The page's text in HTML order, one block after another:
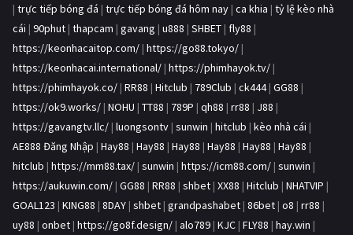
| trực tiếp bóng đá | trực tiếp bóng đá hôm nay | ca khia | tỷ lệ kèo nhà
cái | 90phut | thapcam | gavang | u888 | SHBET | fly88 |
https://keonhacaitop.com/ | https://go88.tokyo/ |
https://keonhacai.international/ | https://phimhayok.tv/ |
https://phimhayok.co/ | RR88 | Hitclub | 789Club | ck444| GG88 |
https://ok9.works/ | NOHU | TT88 | 789P | qh88 | rr88 | J88 |
https://gavangtv.llc/ | luongsontv | sunwin | hitclub | kèo nhà cái |
AE888 Đăng Nhập | Hay88 | Hay88 | Hay88 | Hay88 | Hay88 | Hay88 |
hitclub | https://mm88.tax/ | sunwin | https://icm88.com/ | sunwin |
https://aukuwin.com/ | GG88 | RR88 | shbet | XX88 | Hitclub | NHATVIP |
GOAL123 | KING88 | 8DAY | shbet | grandpashabet | 86bet | o8 | rr88 |
uy88 | onbet | https://go8f.design/ | alo789 | KJC | FLY88 | hay.win |